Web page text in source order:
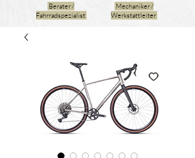
Berater /
Fahrradspezialist
Mechaniker /
Werkstattleiter